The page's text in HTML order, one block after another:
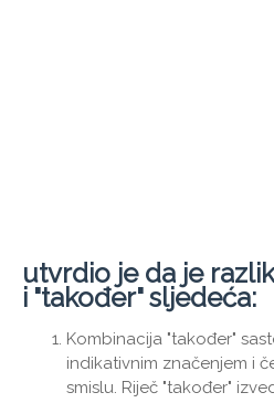
utvrdio je da je
i "također" sljedeća:
Kombinacija "također"
indikativnim značenjem i
smislu. Riječ "također"